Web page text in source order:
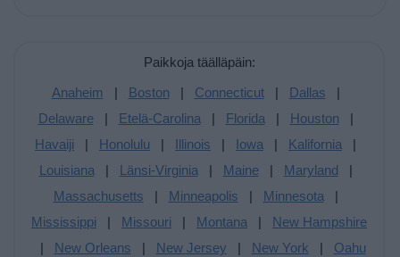
Paikkoja täälläpäin:
Anaheim | Boston | Connecticut| Dallas |
Delaware| Etelä-Carolina | Florida | Houston |
Havaiji | Honolulu | Illinois | Iowa | Kalifornia |
Louisiana | Länsi-Virginia | Maine| Maryland |
Massachusetts | Minneapolis | Minnesota |
Mississippi | Missouri | Montana | New Hampshire
| New Orleans | New Jersey | New York | Oahu